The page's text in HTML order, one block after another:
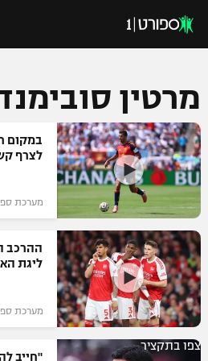
כדורגל ישראלי
ליגת העל
גביע הטוטו
ליגיונרים
גביע המדינה
כדורגל עולמי
ליגת האלופות
ליגה אירופית
ליגה אנגלית
כדורסל ישראלי
ליגת ווינר סל
ליגה לאומית
כדורסל עולמי
NBA
מרטין
במקום
לצרף
מערכת ספורט 1 |
ההרכב
ליגת
מערכת ספורט 1 | לפני
צפו בתקציר
"חייב